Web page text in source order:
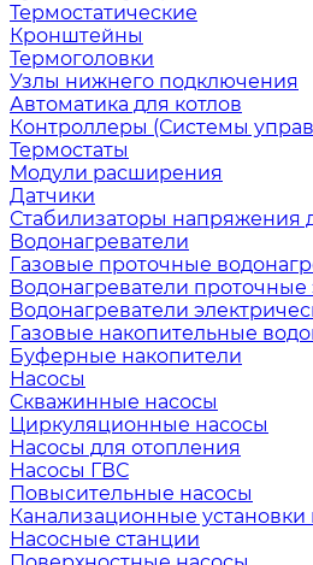
Термостатические
Кронштейны
Термоголовки
Узлы нижнего подключения
Автоматика для котлов
Контроллеры (Системы
Термостаты
Модули расширения
Датчики
Стабилизаторы напряжения
Водонагреватели
Газовые проточные
Водонагреватели проточные
Водонагреватели
Газовые накопительные
Буферные накопители
Насосы
Скважинные насосы
Циркуляционные насосы
Насосы для отопления
Насосы ГВС
Повысительные насосы
Канализационные установки
Насосные станции